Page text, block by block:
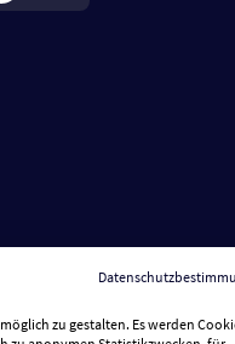
zzgl. 0,99 €
7,94 €. Lieferzeit3-
zu gestalten. Es werden